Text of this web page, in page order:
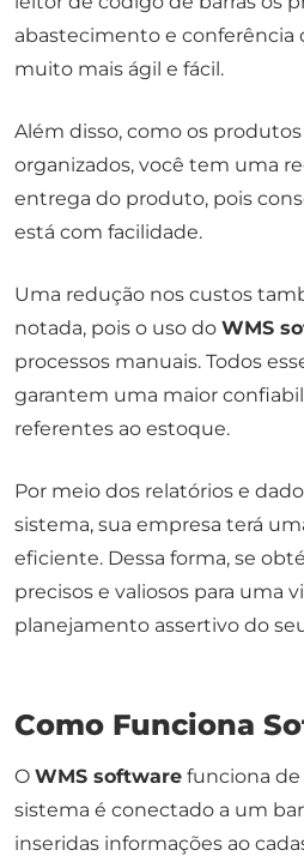
abastecimento e conferência
muito mais ágil e fácil.
Além disso, como os
organizados, você tem uma
entrega do produto, pois
está com facilidade.
Uma redução nos custos
notada, pois o uso do WMS
processos manuais. Todos
garantem uma maior
referentes ao estoque.
Por meio dos relatórios e
sistema, sua empresa terá
eficiente. Dessa forma, se
precisos e valiosos para uma
planejamento assertivo do
Como Funciona
O WMS software funciona de
sistema é conectado a um
inseridas informações ao